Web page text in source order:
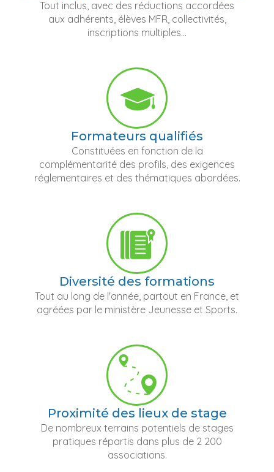
Tout inclus, avec des réductions accordées
aux adhérents, élèves MFR, collectivités,
inscriptions multiples...
Formateurs qualifiés
Constituées en fonction de la
complémentarité des profils, des exigences
réglementaires et des thématiques abordées.
Diversité des formations
Tout au long de l'année, partout en France, et
agréées par le ministère Jeunesse et Sports.
Proximité des lieux de stage
De nombreux terrains potentiels de stages
pratiques répartis dans plus de 2 200
associations.